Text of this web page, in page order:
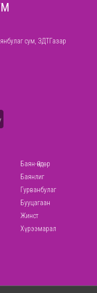
сум, ЗДТГазар
Баян-Өндөр
Баянлиг
Гурванбулаг
Бууцагаан
Жинст
Хүрээмарал